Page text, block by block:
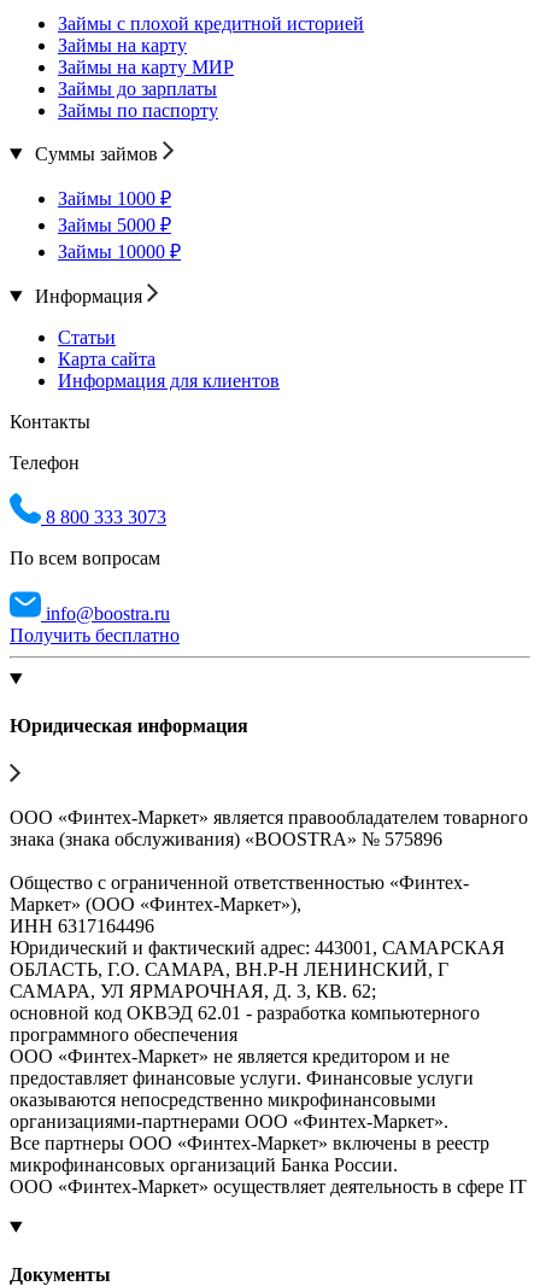
Займы с плохой кредитной историей
Займы на карту
Займы на карту МИР
Займы до зарплаты
Займы по паспорту
Суммы займов
Займы 1000 ₽
Займы 5000 ₽
Займы 10000 ₽
Информация
Статьи
Карта сайта
Информация для клиентов
Контакты
Телефон
8 800 333 3073
По всем вопросам
info@boostra.ru
Получить бесплатно
Юридическая информация
ООО «Финтех-Маркет» является правообладателем товарного
знака (знака обслуживания) «BOOSTRA» № 575896
Общество с ограниченной ответственностью «Финтех-
Маркет» (ООО «Финтех-Маркет»),
ИНН 6317164496
Юридический и фактический адрес: 443001, САМАРСКАЯ
ОБЛАСТЬ, Г.О. САМАРА, ВН.Р-Н ЛЕНИНСКИЙ, Г
САМАРА, УЛ ЯРМАРОЧНАЯ, Д. 3, КВ. 62;
основной код ОКВЭД 62.01 - разработка компьютерного
программного обеспечения
ООО «Финтех-Маркет» не является кредитором и не
предоставляет финансовые услуги. Финансовые услуги
оказываются непосредственно микрофинансовыми
организациями-партнерами ООО «Финтех-Маркет».
Все партнеры ООО «Финтех-Маркет» включены в реестр
микрофинансовых организаций Банка России.
ООО «Финтех-Маркет» осуществляет деятельность в сфере IT
Документы